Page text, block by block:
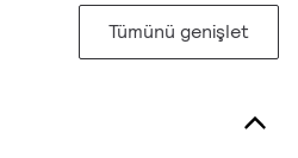
Tümünü genişlet